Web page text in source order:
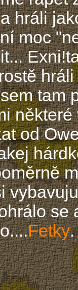
hráli
moc
tam
od
Fetky.